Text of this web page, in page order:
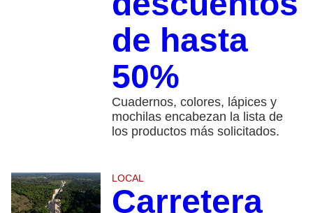
de hasta
50%
Cuadernos, colores, lápices y
mochilas encabezan la lista de
los productos más solicitados.
LOCAL
Carretera